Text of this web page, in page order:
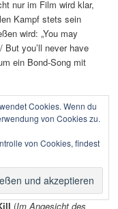
nur im Film wird klar,
Kampf stets sein
wird: „You may
you’ll never have
ein Bond-Song mit
als künstlerisches
es nur ein kleiner
dem totalen
Je durchgeknallter,
Arsch sind hier die
(Im Angesicht des
Cookies. Wenn du
von Cookies zu.
von Cookies, findest